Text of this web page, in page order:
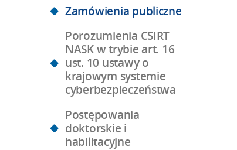
Zamówienia publiczne
Porozumienia CSIRT
NASK w trybie art. 16
ust. 10 ustawy o
krajowym systemie
cyberbezpieczeństwa
Postępowania
doktorskie i
habilitacyjne